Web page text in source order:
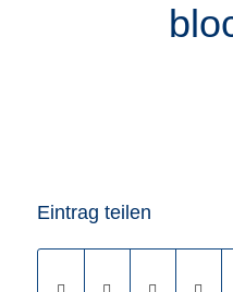
Eintrag teilen